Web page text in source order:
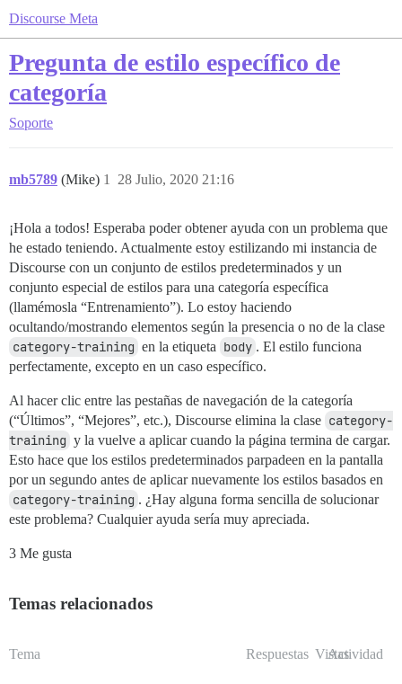
Discourse Meta
Pregunta de estilo específico de
categoría
Soporte
mb5789 (Mike) 28 Julio, 2020 21:16
1
¡Hola a todos! Esperaba poder obtener ayuda con un problema que
he estado teniendo. Actualmente estoy estilizando mi instancia de
Discourse con un conjunto de estilos predeterminados y un
conjunto especial de estilos para una categoría específica
(llamémosla “Entrenamiento”). Lo estoy haciendo
ocultando/mostrando elementos según la presencia o no de la clase
category-training en la etiqueta body . El estilo funciona
perfectamente, excepto en un caso específico.
Al hacer clic entre las pestañas de navegación de la categoría
(“Últimos”, “Mejores”, etc.), Discourse elimina la clase category-
training y la vuelve a aplicar cuando la página termina de cargar.
Esto hace que los estilos predeterminados parpadeen en la pantalla
por un segundo antes de aplicar nuevamente los estilos basados en
category-training . ¿Hay alguna forma sencilla de solucionar
este problema? Cualquier ayuda sería muy apreciada.
3 Me gusta
Temas relacionados
Tema Respuestas Vistas
Actividad